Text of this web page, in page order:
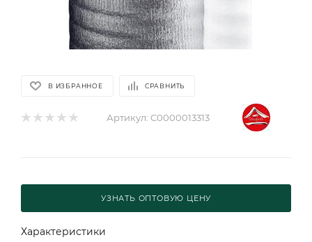
В ИЗБРАННОЕ СРАВНИТЬ
Артикул: C0000013313
УЗНАТЬ ОПТОВУЮ ЦЕНУ
Характеристики